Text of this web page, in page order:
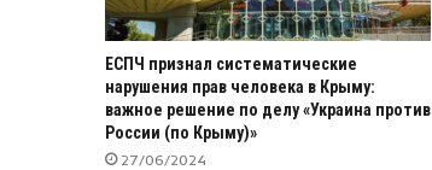
ЕСПЧ признал систематические
нарушения прав человека в Крыму:
важное решение по делу «Украина против
России (по Крыму)»
27/06/2024